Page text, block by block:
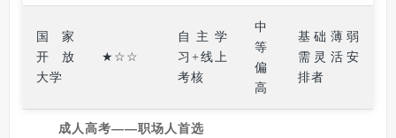
国家
开放
大学
★☆☆
自主学
习+线上
考核
中
等
偏
高
基础薄弱
需灵活安
排者
成人高考——职场人首选